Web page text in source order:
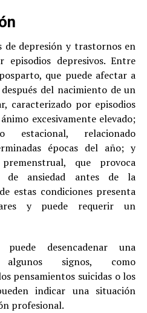
de depresión y trastornos en
episodios depresivos. Entre
que puede afectar a
del nacimiento de un
caracterizado por episodios
excesivamente elevado;
relacionado
épocas del año; y
que provoca
de ansiedad antes de la
estas condiciones presenta
y puede requerir un
desencadenar una
algunos signos, como
pensamientos suicidas o los
indicar una situación
profesional.